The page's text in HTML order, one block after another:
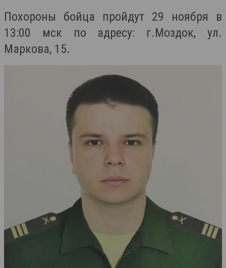
Похороны бойца пройдут 29 ноября в
13:00 мск по адресу: г.Моздок, ул.
Маркова, 15.